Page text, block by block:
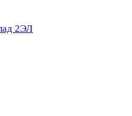
2ЭЛ